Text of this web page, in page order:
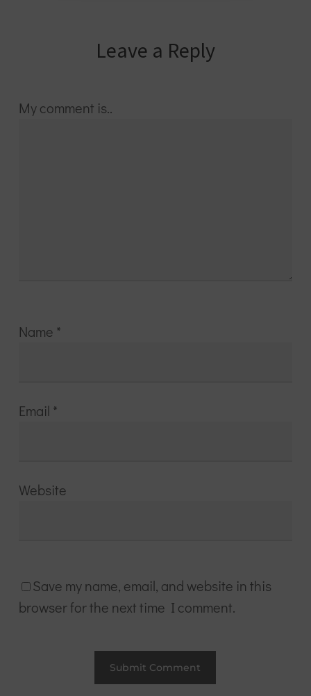
Leave a Reply
My comment is..
Name *
Email *
Website
Save my name, email, and website in this
browser for the next time I comment.